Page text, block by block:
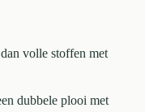
volle stoffen met
dubbele plooi met